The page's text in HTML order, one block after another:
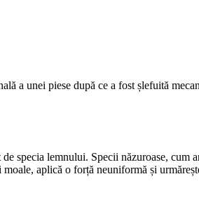
a unei piese după ce a fost șlefuită
specia lemnului. Specii năzuroase,
aplică o forță neuniformă și